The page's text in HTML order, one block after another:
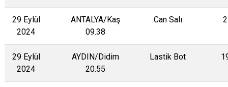
29 Eylül
2024
ANTALYA/Kaş
09.38
Can Salı 2
29 Eylül
2024
AYDIN/Didim
20.55
Lastik Bot